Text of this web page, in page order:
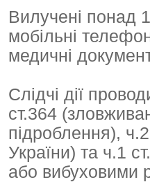
Вилучені понад
мобільні
медичні
Слідчі дії
ст.364
підроблення),
України) та ч.1
або вибуховими